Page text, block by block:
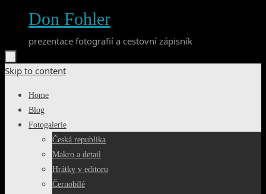
Don Fohler
prezentace fotografií a cestovní zápisník
Skip to content
Home
Blog
Fotogalerie
Česká republika
Makro a detail
Hrátky v editoru
Černobílé